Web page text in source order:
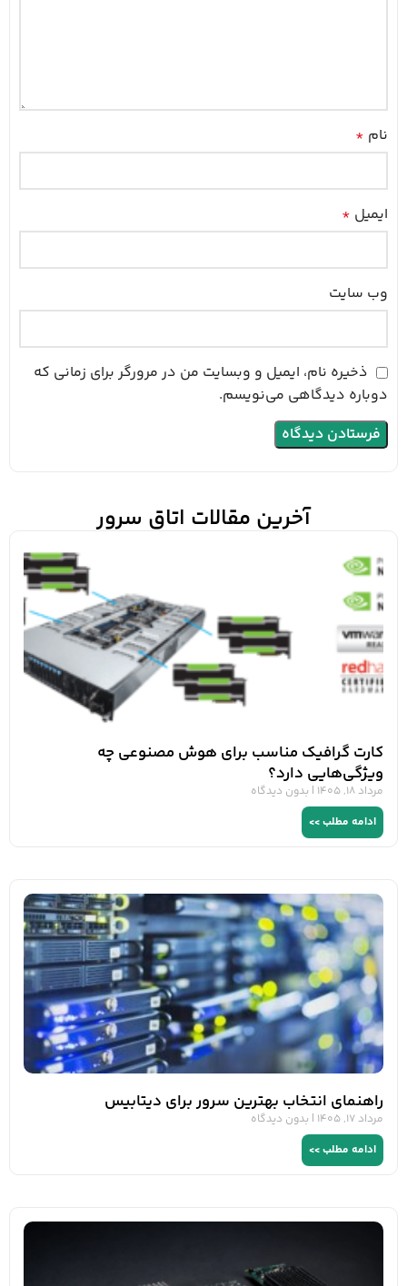
نام *
ایمیل *
وب‌ سایت
ذخیره نام، ایمیل و وبسایت من در مرورگر برای زمانی که
دوباره دیدگاهی می‌نویسم.
آخرین مقالات اتاق سرور
کارت گرافیک مناسب برای هوش مصنوعی چه
ویژگی‌هایی دارد؟
مرداد 18, 1405
بدون دیدگاه
ادامه مطلب >>
راهنمای انتخاب بهترین سرور برای دیتابیس
مرداد 17, 1405
بدون دیدگاه
ادامه مطلب >>